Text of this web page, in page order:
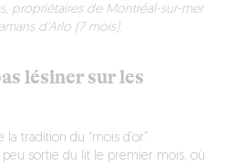
propriétaires de Montréal-sur-mer
d’Arlo (7 mois).
lésiner sur les
tradition du “mois d’or”.
sortie du lit le premier mois, où